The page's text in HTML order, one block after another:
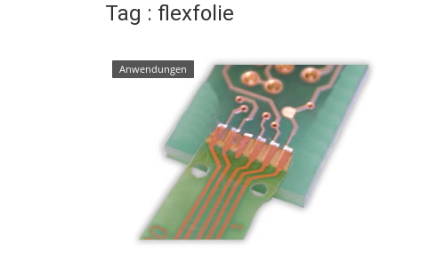
Tag : flexfolie
Anwendungen